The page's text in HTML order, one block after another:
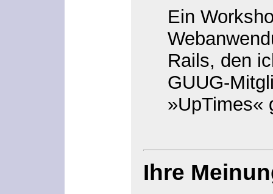
Ein
Rails, den
GUUG-
»UpTimes«
Ihre